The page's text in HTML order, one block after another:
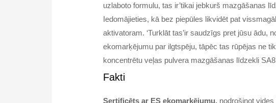
uzlaboto formulu, tas ir’tikai jebkurš mazgāšanas
Iedomājieties, kā bez piepūles likvidēt pat
aktivatoram. ‘Turklāt tas’ir saudzīgs pret jūsu ādu,
ekomarķējumu par ilgtspēju, tāpēc tas rūpējas ne
koncentrētu veļas pulvera mazgāšanas līdzekli
Fakti
Sertificēts ar ES ekomarķējumu, nodrošinot vides